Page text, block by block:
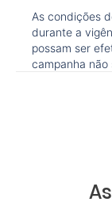
As condições
durante a
possam ser
campanha